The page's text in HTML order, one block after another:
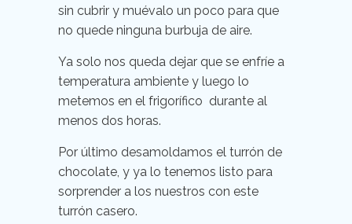
sin cubrir y muévalo un poco para que
no quede ninguna burbuja de aire.
Ya solo nos queda dejar que se enfríe a
temperatura ambiente y luego lo
metemos en el frigorífico durante al
menos dos horas.
Por último desamoldamos el turrón de
chocolate, y ya lo tenemos listo para
sorprender a los nuestros con este
turrón casero.